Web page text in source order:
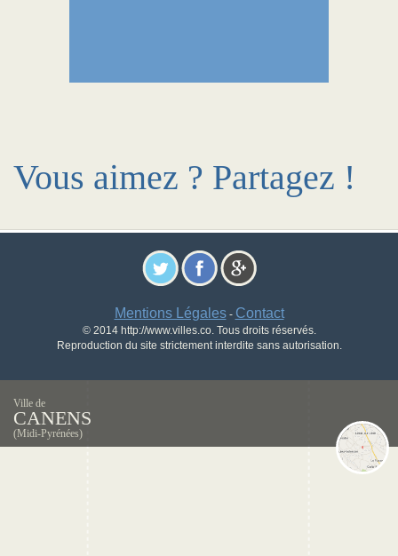
Vous aimez ? Partagez !
Mentions Légales- Contact
© 2014 http://www.villes.co. Tous droits réservés.
Reproduction du site strictement interdite sans autorisation.
Ville de
CANENS
(Midi-Pyrénées)